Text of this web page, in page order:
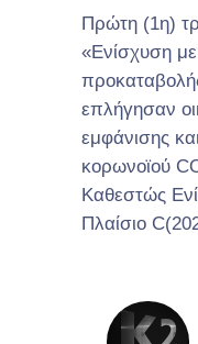
Πρώτη (1η)
«Ενίσχυση
επλήγησαν
εμφάνισης
κορωνοϊού
Καθεστώς
Πλαίσιο